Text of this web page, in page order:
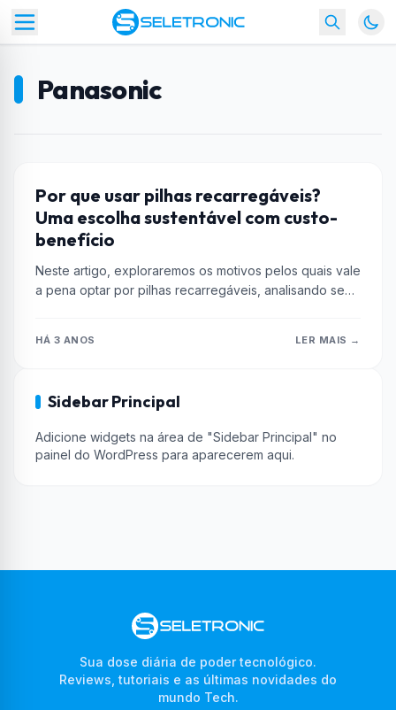
Panasonic
BATERIA
Por que usar pilhas recarregáveis?
Uma escolha sustentável com custo-
benefício
Neste artigo, exploraremos os motivos pelos quais vale
a pena optar por pilhas recarregáveis, analisando seu
HÁ 3 ANOS LER MAIS →
Sidebar Principal
Adicione widgets na área de "Sidebar Principal" no
painel do WordPress para aparecerem aqui.
Sua dose diária de poder tecnológico.
Reviews, tutoriais e as últimas novidades do
mundo Tech.